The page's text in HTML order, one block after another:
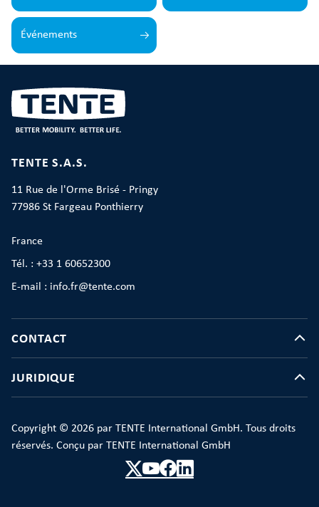
Événements
TENTE S.A.S.
11 Rue de l'Orme Brisé - Pringy
77986 St Fargeau Ponthierry
France
Tél. : +33 1 60652300
E-mail : info.fr@tente.com
CONTACT
JURIDIQUE
Copyright © 2026 par TENTE International GmbH. Tous droits
réservés. Conçu par TENTE International GmbH